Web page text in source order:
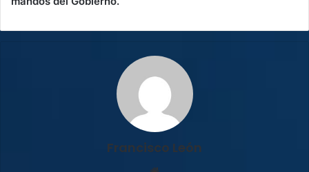
Francisco León